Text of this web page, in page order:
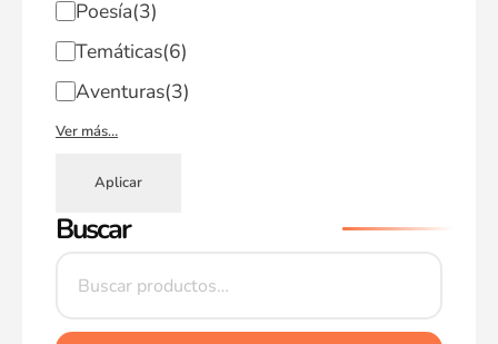
Poesía(3)
Temáticas(6)
Aventuras(3)
Ver más…
Aplicar
Buscar